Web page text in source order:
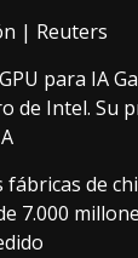
| Reuters
para IA
de Intel. Su
fábricas de
7.000